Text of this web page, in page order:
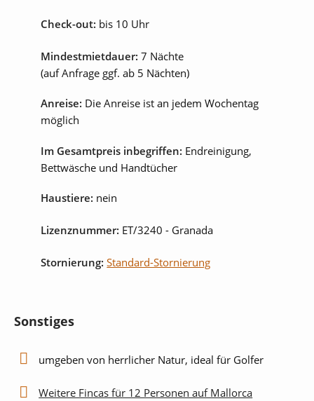
Check-out: bis 10 Uhr
Mindestmietdauer: 7 Nächte
(auf Anfrage ggf. ab 5 Nächten)
Anreise: Die Anreise ist an jedem Wochentag
möglich
Im Gesamtpreis inbegriffen: Endreinigung,
Bettwäsche und Handtücher
Haustiere: nein
Lizenznummer: ET/3240 - Granada
Stornierung: Standard-Stornierung
Sonstiges
umgeben von herrlicher Natur, ideal für Golfer
Weitere Fincas für 12 Personen auf Mallorca